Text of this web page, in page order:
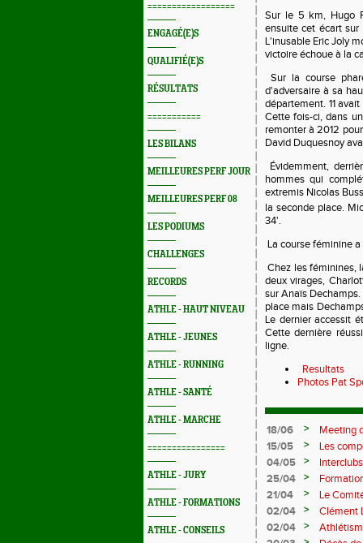
==================
ENGAGÉ(E)S
QUALIFIÉ(E)S
RÉSULTATS
===========
LES BILANS
MEILLEURES PERF JOUR
MEILLEURES PERF 08
LES PODIUMS
CHALLENGES
RECORDS
ATHLE - HAUT NIVEAU
ATHLE - JEUNES
ATHLE - RUNNING
ATHLE - SANTÉ
ATHLE - MARCHE
================
ATHLE - JURY
ATHLE - FORMATIONS
ATHLE - CONSEILS
Sur le 5 km, Hugo
ensuite cet écart sur
L'inusable Eric Joly
victoire échoue à la
Sur la course
d'adversaire à sa
département. 11 avait
Cette fois-ci, dans
remonter à 2012
David Duquesnoy
Évidemment,
hommes qui
extremis Nicolas
la seconde place.
34'.
La course féminine
Chez les féminines,
deux virages,
sur Anaïs
place mais
Le dernier accessit
Cette dernière
ligne.
Resultats
Photos Pat
18/06 >
Meeting
15/05
>
Les
04/05
>
rempart
25/04 >
M372)
21/04 >
Le
02/04
>
Clément
02/04 >